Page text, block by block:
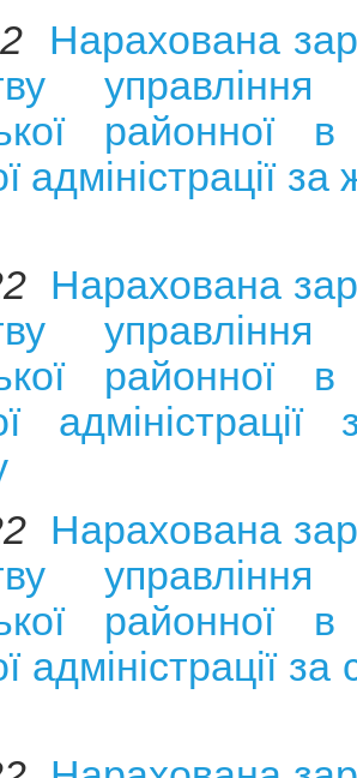
Нарахована
управління
районної в
адміністрації
Нарахована
управління
районної в
Нарахована
управління
районної в
адміністрації